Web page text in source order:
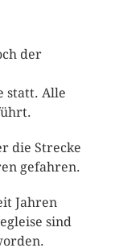
der
statt. Alle
die Strecke
gefahren.
Jahren
sind